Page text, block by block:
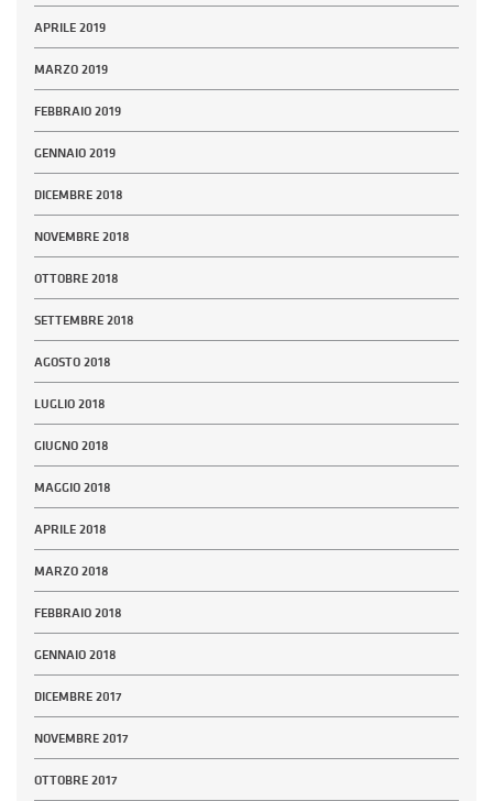
APRILE 2019
MARZO 2019
FEBBRAIO 2019
GENNAIO 2019
DICEMBRE 2018
NOVEMBRE 2018
OTTOBRE 2018
SETTEMBRE 2018
AGOSTO 2018
LUGLIO 2018
GIUGNO 2018
MAGGIO 2018
APRILE 2018
MARZO 2018
FEBBRAIO 2018
GENNAIO 2018
DICEMBRE 2017
NOVEMBRE 2017
OTTOBRE 2017